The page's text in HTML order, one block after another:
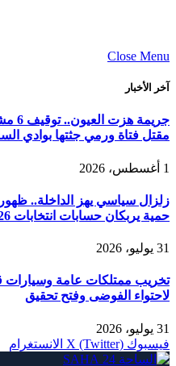
Close Menu
آخر الأخبار
مقتل فتاة ورمي جثتها بوادي
1 أغسطس، 2026
زلزال سياسي يهز الداخلة..
حمية يربكان حسابات انتخابات 2026
31 يوليو، 2026
تخريب ممتلكات عامة
لاحتواء الفوضى وفتح تحقيق
31 يوليو، 2026
فيسبوك X (Twitter) الانستغرام